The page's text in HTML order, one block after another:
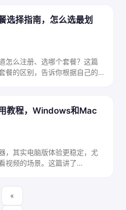
选择指南，怎么选最划
怎么注册、选哪个套餐？这篇
餐的区别，告诉你根据自己的
教程，Windows和Mac
，其实电脑版体验更稳定，尤
视频的场景。这篇讲了
«